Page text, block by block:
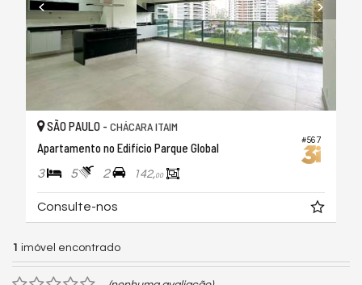
#567
SÃO PAULO - CHÁCARA ITAIM
Apartamento no Edifício Parque Global
3 5 2 142,00
Consulte-nos
1 imóvel encontrado